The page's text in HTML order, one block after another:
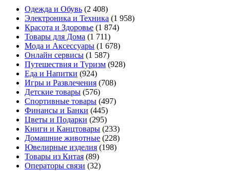
Одежда и Обувь (2 408)
Электроника и Техника (1 958)
Красота и Здоровье (1 874)
Товары для Дома (1 711)
Мода и Аксессуары (1 678)
Онлайн сервисы (1 587)
Путешествия и Туризм (928)
Еда и Напитки (924)
Игры и Развлечения (708)
Детские товары (576)
Спортивные товары (497)
Финансы и Банки (445)
Цветы и Подарки (295)
Книги и Канцтовары (233)
Домашние животные (228)
Ювелирные изделия (198)
Товары из Китая (89)
Операторы связи (32)